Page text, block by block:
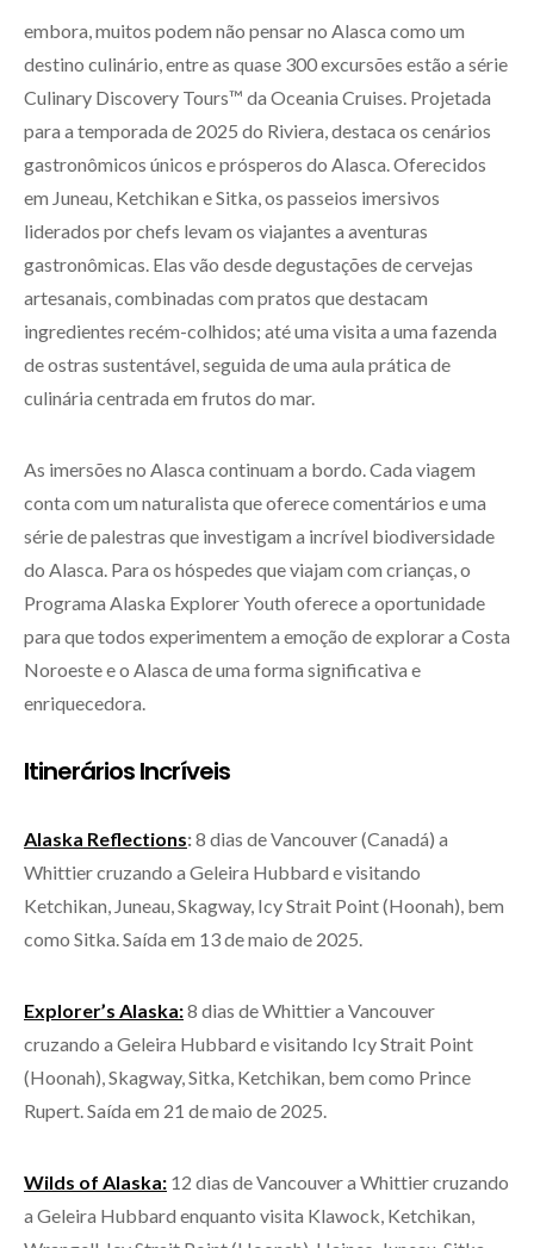
embora, muitos podem não pensar no Alasca como um
destino culinário, entre as quase 300 excursões estão a série
Culinary Discovery Tours™ da Oceania Cruises. Projetada
para a temporada de 2025 do Riviera, destaca os cenários
gastronômicos únicos e prósperos do Alasca. Oferecidos
em Juneau, Ketchikan e Sitka, os passeios imersivos
liderados por chefs levam os viajantes a aventuras
gastronômicas. Elas vão desde degustações de cervejas
artesanais, combinadas com pratos que destacam
ingredientes recém-colhidos; até uma visita a uma fazenda
de ostras sustentável, seguida de uma aula prática de
culinária centrada em frutos do mar.
As imersões no Alasca continuam a bordo. Cada viagem
conta com um naturalista que oferece comentários e uma
série de palestras que investigam a incrível biodiversidade
do Alasca. Para os hóspedes que viajam com crianças, o
Programa Alaska Explorer Youth oferece a oportunidade
para que todos experimentem a emoção de explorar a Costa
Noroeste e o Alasca de uma forma significativa e
enriquecedora.
Itinerários Incríveis
Alaska Reflections:8 dias de Vancouver (Canadá) a
Whittier cruzando a Geleira Hubbard e visitando
Ketchikan, Juneau, Skagway, Icy Strait Point (Hoonah), bem
como Sitka. Saída em 13 de maio de 2025.
Explorer’s Alaska:8 dias de Whittier a Vancouver
cruzando a Geleira Hubbard e visitando Icy Strait Point
(Hoonah), Skagway, Sitka, Ketchikan, bem como Prince
Rupert. Saída em 21 de maio de 2025.
Wilds of Alaska: 12 dias de Vancouver a Whittier cruzando
a Geleira Hubbard enquanto visita Klawock, Ketchikan,